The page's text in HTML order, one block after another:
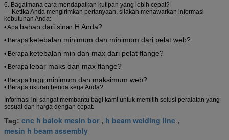
6. Bagaimana cara mendapatkan kutipan yang lebih cepat?
--- Ketika Anda mengirimkan pertanyaan, silakan menawarkan informasi
kebutuhan Anda:
• Apa bahan dari sinar H Anda?
• Berapa ketebalan minimum dan minimum dari pelat web?
• Berapa ketebalan min dan max dari pelat flange?
• Berapa lebar maks dan max flange?
• Berapa tinggi minimum dan maksimum web?
• Berapa ukuran benda kerja Anda?
Informasi ini sangat membantu bagi kami untuk memilih solusi peralatan yang
sesuai dan harga dengan cepat.
Tag: cnc h balok mesin bor , h beam welding line ,
mesin h beam assembly